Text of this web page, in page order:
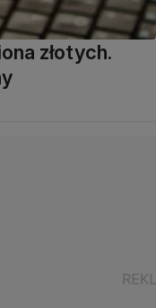
złotych.